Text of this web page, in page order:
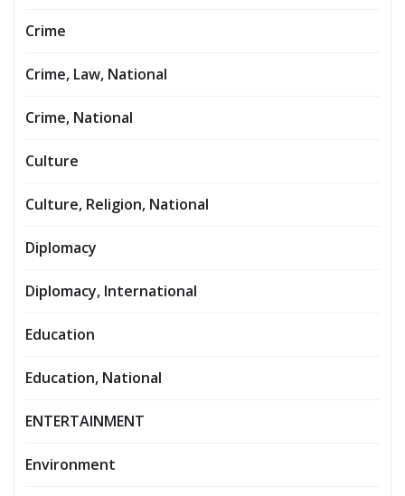
Crime
Crime, Law, National
Crime, National
Culture
Culture, Religion, National
Diplomacy
Diplomacy, International
Education
Education, National
ENTERTAINMENT
Environment